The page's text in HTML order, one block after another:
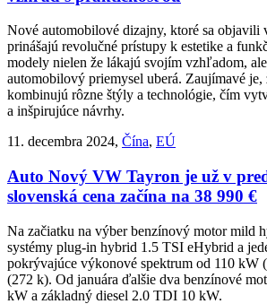
Nové automobilové dizajny, ktoré sa objavili
prinášajú revolučné prístupy k estetike a
modely nielen že lákajú svojím vzhľadom,
automobilový priemysel uberá. Zaujímavé je,
kombinujú rôzne štýly a technológie, čím
a inšpirujúce návrhy.
11. decembra 2024, Čína, EÚ
Auto Nový VW Tayron je už v
slovenská cena začína na 38 990 €
Na začiatku na výber benzínový motor mild
systémy plug-in hybrid 1.5 TSI eHybrid a
pokrývajúce výkonové spektrum od 110 kW
(272 k). Od januára ďalšie dva benzínové
kW a základný diesel 2.0 TDI 10 kW.